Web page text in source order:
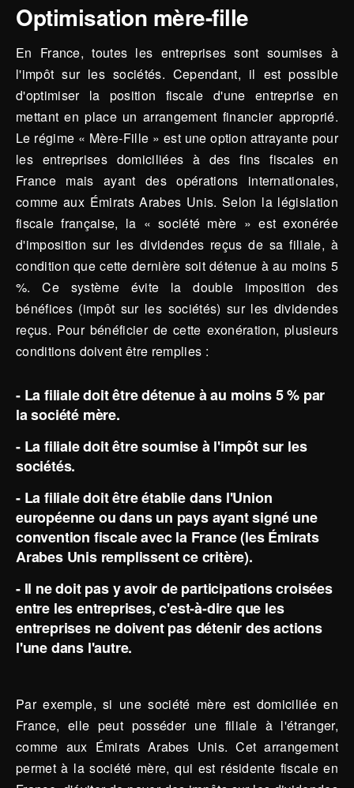
Optimisation mère-fille
En France, toutes les entreprises sont soumises à
l'impôt sur les sociétés. Cependant, il est possible
d'optimiser la position fiscale d'une entreprise en
mettant en place un arrangement financier approprié.
Le régime « Mère-Fille » est une option attrayante pour
les entreprises domiciliées à des fins fiscales en
France mais ayant des opérations internationales,
comme aux Émirats Arabes Unis. Selon la législation
fiscale française, la « société mère » est exonérée
d'imposition sur les dividendes reçus de sa filiale, à
condition que cette dernière soit détenue à au moins 5
%. Ce système évite la double imposition des
bénéfices (impôt sur les sociétés) sur les dividendes
reçus. Pour bénéficier de cette exonération, plusieurs
conditions doivent être remplies :
- La filiale doit être détenue à au moins 5 % par
la société mère.
- La filiale doit être soumise à l'impôt sur les
sociétés.
- La filiale doit être établie dans l'Union
européenne ou dans un pays ayant signé une
convention fiscale avec la France (les Émirats
Arabes Unis remplissent ce critère).
- Il ne doit pas y avoir de participations croisées
entre les entreprises, c'est-à-dire que les
entreprises ne doivent pas détenir des actions
l'une dans l'autre.
Par exemple, si une société mère est domiciliée en
France, elle peut posséder une filiale à l'étranger,
comme aux Émirats Arabes Unis. Cet arrangement
permet à la société mère, qui est résidente fiscale en